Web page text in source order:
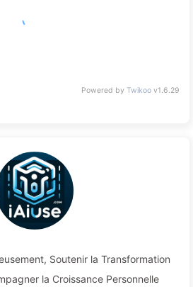
Powered by Twikoo v1.6.29
Soutenir la Transformation
la Croissance Personnelle